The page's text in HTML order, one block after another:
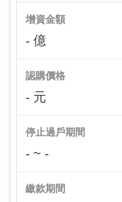
增資金額
- 億
認購價格
- 元
停止過戶期間
- ~ -
繳款期間